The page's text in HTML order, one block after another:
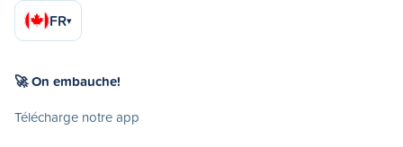
FR▾
🚀 On embauche!
Télécharge notre app